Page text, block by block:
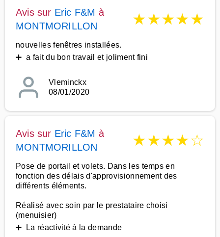
Avis sur Eric F&M à
MONTMORILLON
★★★★★
nouvelles fenêtres installées.
➕ a fait du bon travail et joliment fini
Vleminckx
08/01/2020
Avis sur Eric F&M à
MONTMORILLON
★★★★☆
Pose de portail et volets. Dans les temps en
fonction des délais d'approvisionnement des
différents éléments.
Réalisé avec soin par le prestataire choisi
(menuisier)
➕ La réactivité à la demande